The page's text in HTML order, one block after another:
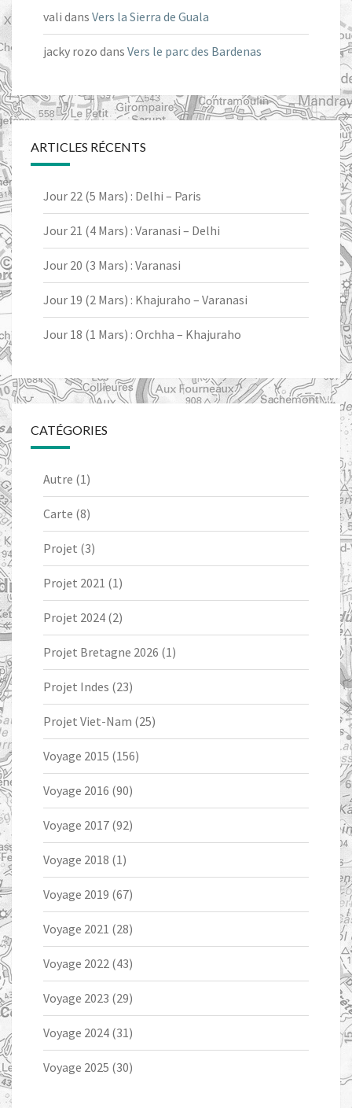
vali dans Vers la Sierra de Guala
jacky rozo dans Vers le parc des Bardenas
ARTICLES RÉCENTS
Jour 22 (5 Mars) : Delhi – Paris
Jour 21 (4 Mars) : Varanasi – Delhi
Jour 20 (3 Mars) : Varanasi
Jour 19 (2 Mars) : Khajuraho – Varanasi
Jour 18 (1 Mars) : Orchha – Khajuraho
CATÉGORIES
Autre (1)
Carte (8)
Projet (3)
Projet 2021 (1)
Projet 2024 (2)
Projet Bretagne 2026 (1)
Projet Indes (23)
Projet Viet-Nam (25)
Voyage 2015 (156)
Voyage 2016 (90)
Voyage 2017 (92)
Voyage 2018 (1)
Voyage 2019 (67)
Voyage 2021 (28)
Voyage 2022 (43)
Voyage 2023 (29)
Voyage 2024 (31)
Voyage 2025 (30)